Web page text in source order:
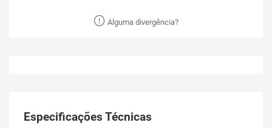
Alguma divergência?
Especificações Técnicas